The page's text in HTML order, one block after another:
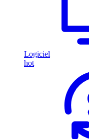
Logiciel
hot